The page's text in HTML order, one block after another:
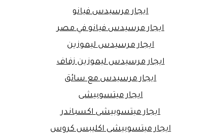
ايجار مرسيدس فيانو
ايجار مرسيدس فيانو في مصر
ايجار مرسيدس ليموزين
ايجار مرسيدس ليموزين زفاف
ايجار مرسيدس مع سائق
ايجار ميتسوبيشى
ايجار ميتسوبيشى اكسباندر
ايجار ميتسوبيشى اكليبس كروس